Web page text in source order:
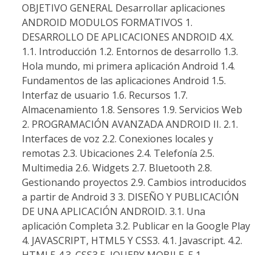
OBJETIVO GENERAL Desarrollar aplicaciones
ANDROID MODULOS FORMATIVOS 1.
DESARROLLO DE APLICACIONES ANDROID 4.X.
1.1. Introducción 1.2. Entornos de desarrollo 1.3.
Hola mundo, mi primera aplicación Android 1.4.
Fundamentos de las aplicaciones Android 1.5.
Interfaz de usuario 1.6. Recursos 1.7.
Almacenamiento 1.8. Sensores 1.9. Servicios Web
2. PROGRAMACIÓN AVANZADA ANDROID II. 2.1.
Interfaces de voz 2.2. Conexiones locales y
remotas 2.3. Ubicaciones 2.4. Telefonía 2.5.
Multimedia 2.6. Widgets 2.7. Bluetooth 2.8.
Gestionando proyectos 2.9. Cambios introducidos
a partir de Android 3 3. DISEÑO Y PUBLICACIÓN
DE UNA APLICACIÓN ANDROID. 3.1. Una
aplicación Completa 3.2. Publicar en la Google Play
4. JAVASCRIPT, HTML5 Y CSS3. 4.1. Javascript. 4.2.